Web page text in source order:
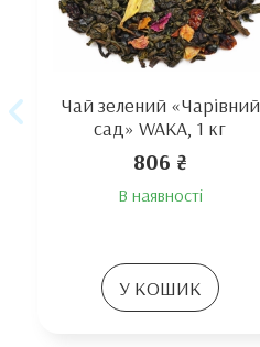
Чай зелений «Чарівний
сад» WAKA, 1 кг
806 ₴
В наявності
У КОШИК